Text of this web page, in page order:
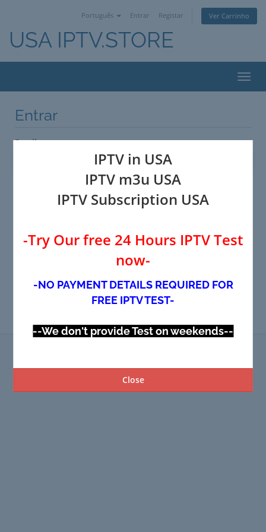
IPTV in USA
IPTV m3u USA
IPTV Subscription USA
-Try Our free 24 Hours IPTV Test
now-
-NO PAYMENT DETAILS REQUIRED FOR
FREE IPTV TEST-
--We don't provide Test on weekends--
Close
Português Entrar Registar Ver Carrinho
USA IPTV.STORE
Entrar
Email
Não se lembra da senha?